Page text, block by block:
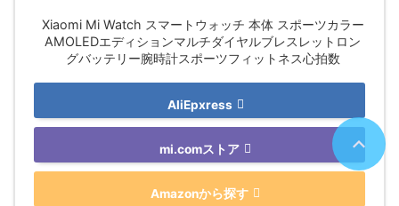
Xiaomi Mi Watch スマートウォッチ 本体 スポーツカラー
AMOLEDエディションマルチダイヤルブレスレットロン
グバッテリー腕時計スポーツフィットネス心拍数
AliEpxress
mi.comストア
Amazonから探す